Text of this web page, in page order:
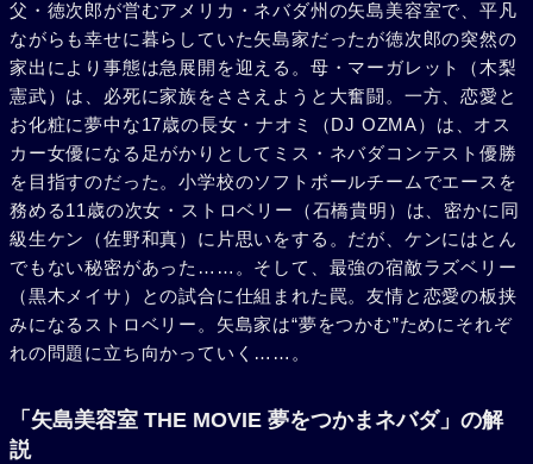
父・徳次郎が営むアメリカ・ネバダ州の矢島美容室で、平凡
ながらも幸せに暮らしていた矢島家だったが徳次郎の突然の
家出により事態は急展開を迎える。母・マーガレット（木梨
憲武）は、必死に家族をささえようと大奮闘。一方、恋愛と
お化粧に夢中な17歳の長女・ナオミ（DJ OZMA）は、オス
カー女優になる足がかりとしてミス・ネバダコンテスト優勝
を目指すのだった。小学校のソフトボールチームでエースを
務める11歳の次女・ストロベリー（石橋貴明）は、密かに同
級生ケン（佐野和真）に片思いをする。だが、ケンにはとん
でもない秘密があった……。そして、最強の宿敵ラズベリー
（黒木メイサ）との試合に仕組まれた罠。友情と恋愛の板挟
みになるストロベリー。矢島家は“夢をつかむ”ためにそれぞ
れの問題に立ち向かっていく……。
「矢島美容室 THE MOVIE 夢をつかまネバダ」の解
説